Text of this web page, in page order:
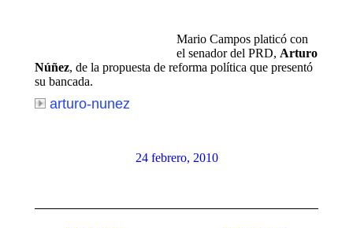
Mario Campos platicó con
el senador del PRD, Arturo
Núñez, de la propuesta de reforma política que presentó
su bancada.
arturo-nunez
24 febrero, 2010